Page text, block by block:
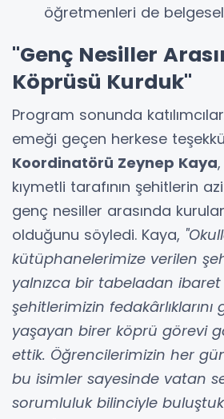
öğretmenleri de
"Genç Nesiller
Köprüsü Kurduk"
Program sonunda
emeği geçen herkese
Koordinatörü Zeynep Kaya
kıymetli tarafının şehitlerin
genç nesiller arasında
olduğunu söyledi. Kaya,
kütüphanelerimize verilen
yalnızca bir tabeladan ibaret
şehitlerimizin fedakârlıklarını
yaşayan birer köprü görevi
ettik. Öğrencilerimizin her gün
bu isimler sayesinde vatan
sorumluluk bilinciyle